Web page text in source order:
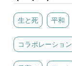
生と死 平和
コラボレーション